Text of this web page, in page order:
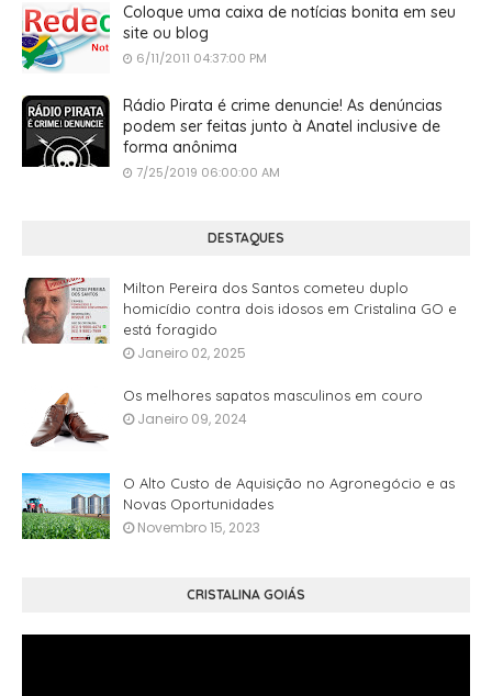
Coloque uma caixa de notícias bonita em seu
site ou blog
6/11/2011 04:37:00 PM
Rádio Pirata é crime denuncie! As denúncias
podem ser feitas junto à Anatel inclusive de
forma anônima
7/25/2019 06:00:00 AM
DESTAQUES
Milton Pereira dos Santos cometeu duplo
homicídio contra dois idosos em Cristalina GO e
está foragido
Janeiro 02, 2025
Os melhores sapatos masculinos em couro
Janeiro 09, 2024
O Alto Custo de Aquisição no Agronegócio e as
Novas Oportunidades
Novembro 15, 2023
CRISTALINA GOIÁS